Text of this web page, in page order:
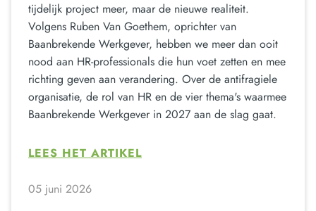
tijdelijk project meer, maar de nieuwe realiteit.
Volgens Ruben Van Goethem, oprichter van
Baanbrekende Werkgever, hebben we meer dan ooit
nood aan HR-professionals die hun voet zetten en mee
richting geven aan verandering. Over de antifragiele
organisatie, de rol van HR en de vier thema's waarmee
Baanbrekende Werkgever in 2027 aan de slag gaat.
LEES HET ARTIKEL
05 juni 2026